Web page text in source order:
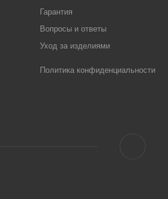
Гарантия
Вопросы и ответы
Уход за изделиями
Политика конфиденциальности